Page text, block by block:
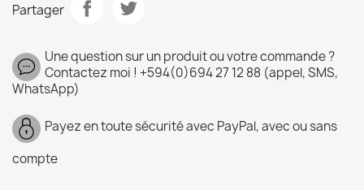
Partager
Une question sur un produit ou votre commande ?
Contactez moi ! +594(0)694 27 12 88 (appel, SMS,
WhatsApp)
Payez en toute sécurité avec PayPal, avec ou sans
compte